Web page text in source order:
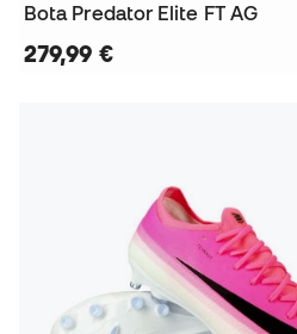
Bota Predator Elite FT AG
279,99 €